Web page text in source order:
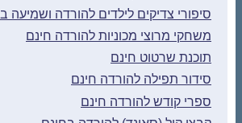
סיפורי צדיקים לילדים להורדה ושמיעה בmp3
משחקי מרוצי מכוניות להורדה חינם
תוכנת שרטוט חינם
סידור תפילה להורדה חינם
ספרי קודש להורדה חינם